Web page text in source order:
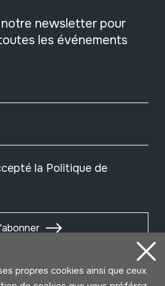
newsletter pour
les événements
la Politique de
propres cookies ainsi que ceux